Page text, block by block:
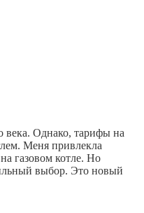
века. Однако, тарифы на
Меня привлекла
газовом котле. Но
выбор. Это новый